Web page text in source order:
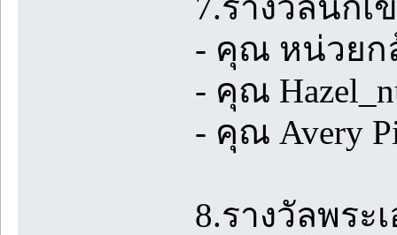
- คุณ หน่วยก
- คุณ
- คุณ Avery
8.รางวัลพระ